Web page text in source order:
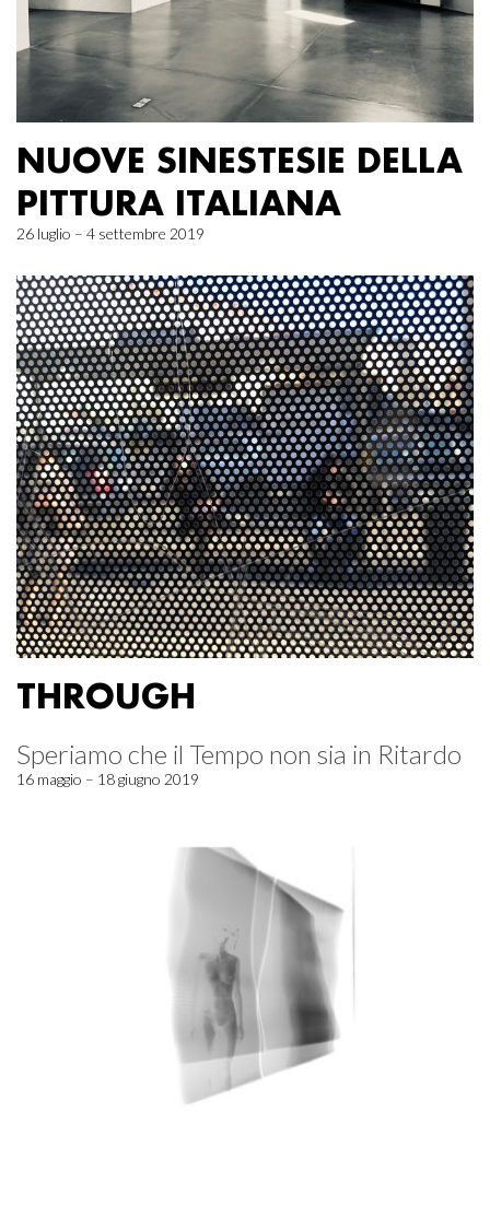
NUOVE SINESTESIE DELLA
PITTURA ITALIANA
26 luglio – 4 settembre 2019
THROUGH
Speriamo che il Tempo non sia in Ritardo
16 maggio – 18 giugno 2019